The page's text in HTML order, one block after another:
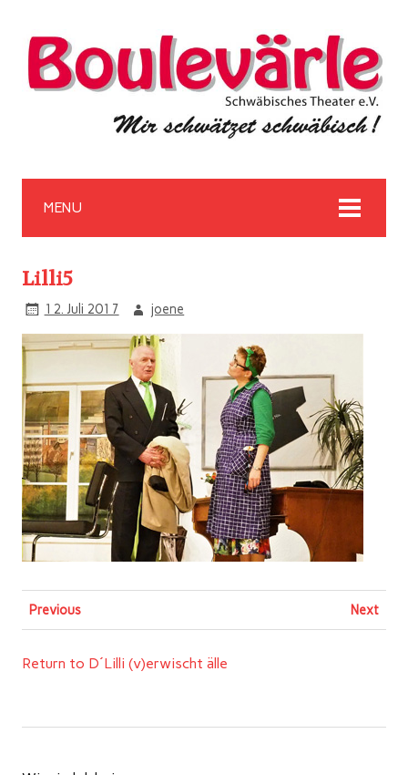
MENU
Lilli5
12. Juli 2017 joene
Previous Next
Return to D´Lilli (v)erwischt älle